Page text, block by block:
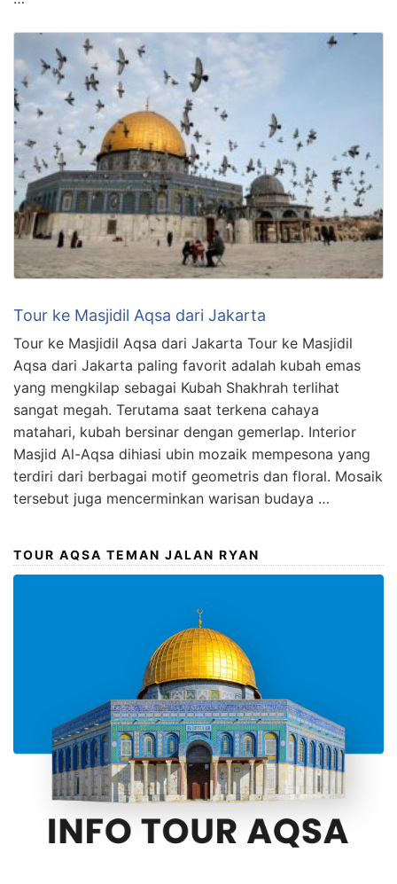
Tour ke Masjidil Aqsa dari Jakarta
Tour ke Masjidil Aqsa dari Jakarta Tour ke Masjidil
Aqsa dari Jakarta paling favorit adalah kubah emas
yang mengkilap sebagai Kubah Shakhrah terlihat
sangat megah. Terutama saat terkena cahaya
matahari, kubah bersinar dengan gemerlap. Interior
Masjid Al-Aqsa dihiasi ubin mozaik mempesona yang
terdiri dari berbagai motif geometris dan floral. Mosaik
tersebut juga mencerminkan warisan budaya …
TOUR AQSA TEMAN JALAN RYAN